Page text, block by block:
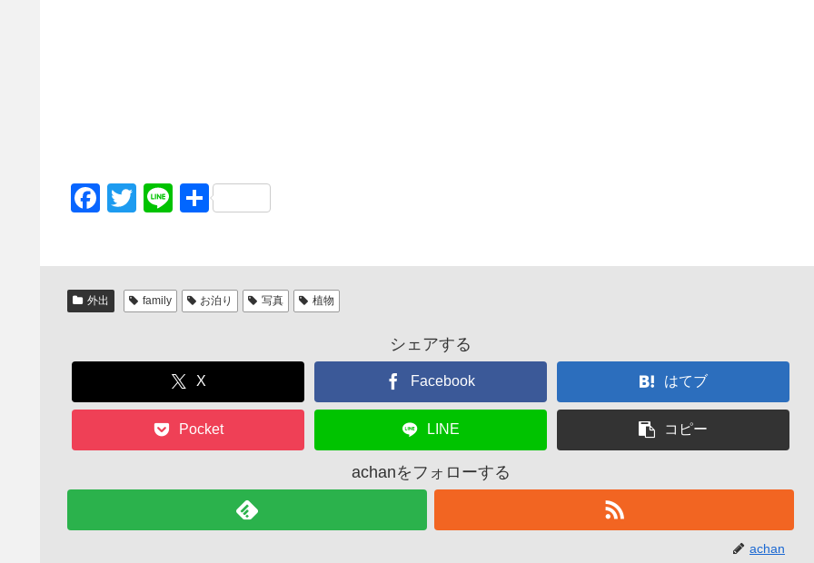
F
e
b
o
k
T
er
Li 共
外出 family お泊り 写真 植物
シェアする
X Facebook はてブ
Pocket LINE コピー
achanをフォローする
achan